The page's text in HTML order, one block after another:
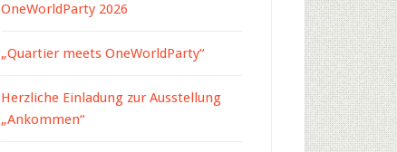
OneWorldParty 2026
„Quartier meets OneWorldParty“
Herzliche Einladung zur Ausstellung
„Ankommen“